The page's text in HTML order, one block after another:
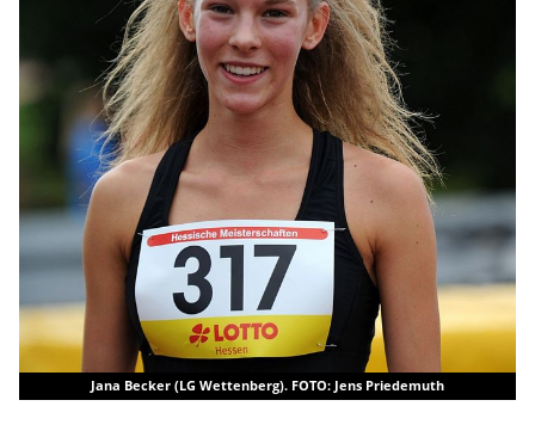
Jana Becker (LG Wettenberg). FOTO: Jens Priedemuth